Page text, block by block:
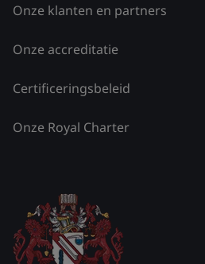
Onze klanten en partners
Onze accreditatie
Certificeringsbeleid
Onze Royal Charter